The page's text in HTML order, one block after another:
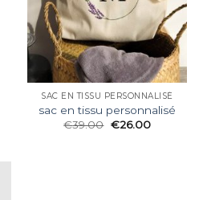
SAC EN TISSU PERSONNALISÉ
sac en tissu personnalisé
€39.00 €26.00